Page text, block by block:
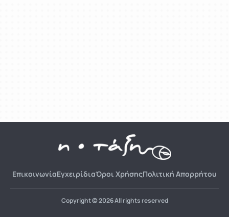
ΕπικοινωνίαΕγχειρίδιαΌροι ΧρήσηςΠολιτική Απορρήτου
Copyright © 2026 All rights reserved